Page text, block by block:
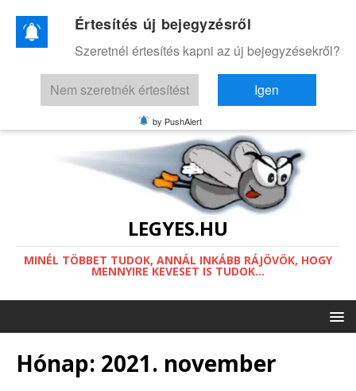
Ez a weboldal a működéséhez sütiket
használ.Információ a sütikről.
Értettem
LEGYES.HU
MINÉL TÖBBET TUDOK, ANNÁL INKÁBB RÁJÖVÖK, HOGY
MENNYIRE KEVESET IS TUDOK...
Hónap: 2021. november
Értesítés új bejegyzésről
Szeretnél értesítés kapni az új bejegyzésekről?
Nem szeretnék értesítést Igen
by PushAlert